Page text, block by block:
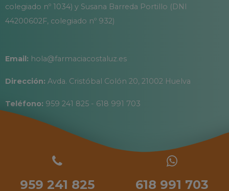
colegiado nº 1034) y Susana Barreda Portillo (DNI
44200602F, colegiado nº 932)
Email: hola@farmaciacostaluz.es
Dirección: Avda. Cristóbal Colón 20, 21002 Huelva
Teléfono: 959 241 825 - 618 991 703
959 241 825 618 991 703